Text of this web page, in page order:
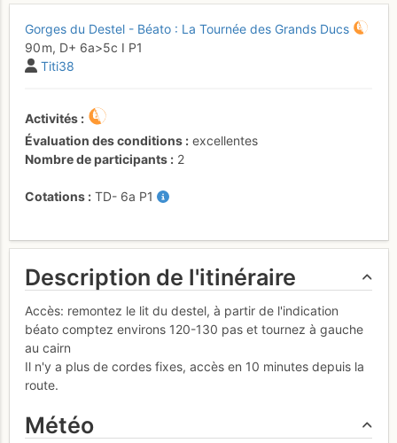
Gorges du Destel - Béato : La Tournée des Grands Ducs
90 m, D+ 6a>5c I P1
Titi38
Activités
Évaluation des conditions
excellentes
Nombre de participants
2
Cotations TD- 6a P1
Description de l'itinéraire
Accès: remontez le lit du destel, à partir de l'indication
béato comptez environs 120-130 pas et tournez à gauche
au cairn
Il n'y a plus de cordes fixes, accès en 10 minutes depuis la
route.
Météo